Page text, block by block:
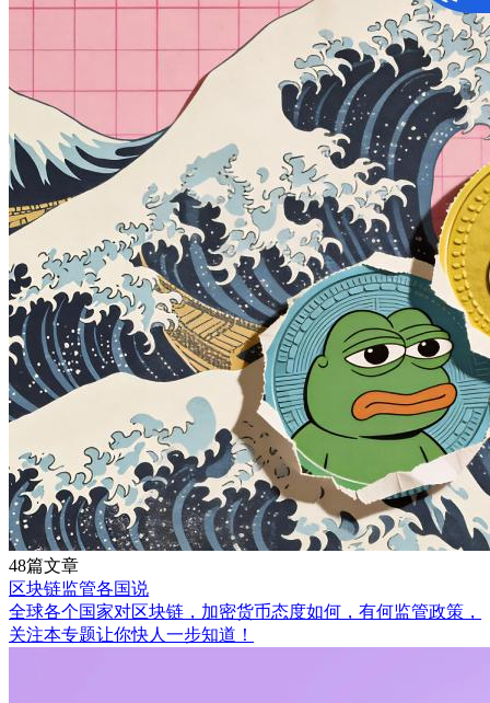
48篇文章
区块链监管各国说
全球各个国家对区块链，加密货币态度如何，有何监管政策，
关注本专题让你快人一步知道！